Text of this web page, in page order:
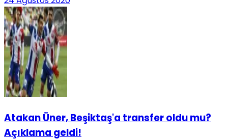
Atakan Üner, Beşiktaş'a transfer oldu mu?
Açıklama geldi!